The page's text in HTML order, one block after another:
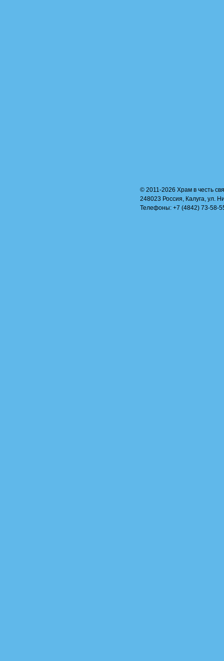
© 2011-2026 Храм в честь
248023 Россия, Калуга, ул.
Телефоны: +7 (4842) 73-58-